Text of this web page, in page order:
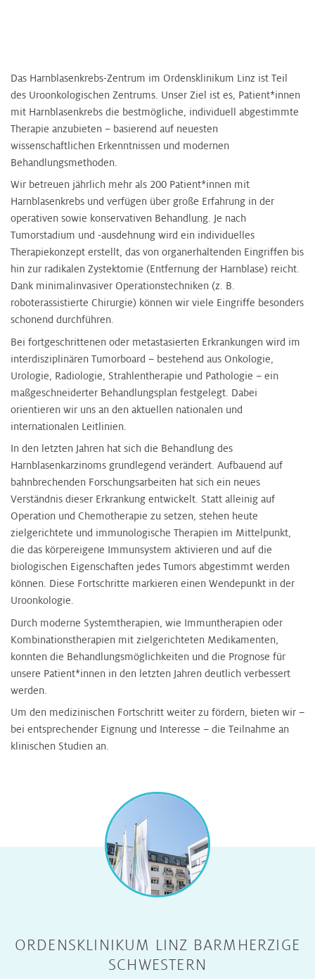
Das Harnblasenkrebs-Zentrum im Ordensklinikum Linz ist Teil
des Uroonkologischen Zentrums. Unser Ziel ist es, Patient*innen
mit Harnblasenkrebs die bestmögliche, individuell abgestimmte
Therapie anzubieten – basierend auf neuesten
wissenschaftlichen Erkenntnissen und modernen
Behandlungsmethoden.
Wir betreuen jährlich mehr als 200 Patient*innen mit
Harnblasenkrebs und verfügen über große Erfahrung in der
operativen sowie konservativen Behandlung. Je nach
Tumorstadium und -ausdehnung wird ein individuelles
Therapiekonzept erstellt, das von organerhaltenden Eingriffen bis
hin zur radikalen Zystektomie (Entfernung der Harnblase) reicht.
Dank minimalinvasiver Operationstechniken (z. B.
roboterassistierte Chirurgie) können wir viele Eingriffe besonders
schonend durchführen.
Bei fortgeschrittenen oder metastasierten Erkrankungen wird im
interdisziplinären Tumorboard – bestehend aus Onkologie,
Urologie, Radiologie, Strahlentherapie und Pathologie – ein
maßgeschneiderter Behandlungsplan festgelegt. Dabei
orientieren wir uns an den aktuellen nationalen und
internationalen Leitlinien.
In den letzten Jahren hat sich die Behandlung des
Harnblasenkarzinoms grundlegend verändert. Aufbauend auf
bahnbrechenden Forschungsarbeiten hat sich ein neues
Verständnis dieser Erkrankung entwickelt. Statt alleinig auf
Operation und Chemotherapie zu setzen, stehen heute
zielgerichtete und immunologische Therapien im Mittelpunkt,
die das körpereigene Immunsystem aktivieren und auf die
biologischen Eigenschaften jedes Tumors abgestimmt werden
können. Diese Fortschritte markieren einen Wendepunkt in der
Uroonkologie.
Durch moderne Systemtherapien, wie Immuntherapien oder
Kombinationstherapien mit zielgerichteten Medikamenten,
konnten die Behandlungsmöglichkeiten und die Prognose für
unsere Patient*innen in den letzten Jahren deutlich verbessert
werden.
Um den medizinischen Fortschritt weiter zu fördern, bieten wir –
bei entsprechender Eignung und Interesse – die Teilnahme an
klinischen Studien an.
ORDENSKLINIKUM LINZ BARMHERZIGE
SCHWESTERN